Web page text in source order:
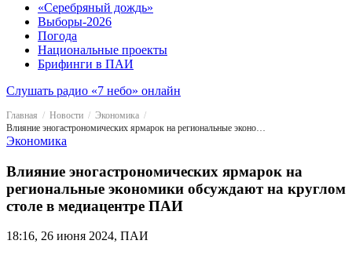
«Серебряный дождь»
Выборы-2026
Погода
Национальные проекты
Брифинги в ПАИ
Слушать радио «7 небо» онлайн
Главная Новости
Экономика
Влияние эногастрономических ярмарок на региональные экономики обсуждают на круглом столе в медиацентре ПАИ
Экономика
Влияние эногастрономических ярмарок на
региональные экономики обсуждают на круглом
столе в медиацентре ПАИ
18:16, 26 июня 2024, ПАИ